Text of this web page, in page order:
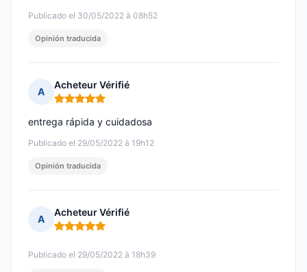
Publicado el 30/05/2022 à 08h52
Opinión traducida
A
Acheteur Vérifié
Nota: 5 de 5
Publicado el 29/05/2022 à 19h12
entrega rápida y cuidadosa
Opinión traducida
A
Acheteur Vérifié
Nota: 5 de 5
Publicado el 29/05/2022 à 18h39